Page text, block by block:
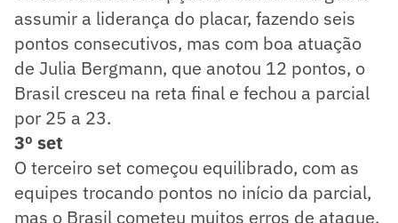
assumir a liderança do placar, fazendo seis
pontos consecutivos, mas com boa atuação
de Julia Bergmann, que anotou 12 pontos, o
Brasil cresceu na reta final e fechou a parcial
por 25 a 23.
3º set
O terceiro set começou equilibrado, com as
equipes trocando pontos no início da parcial,
mas o Brasil cometeu muitos erros de ataque,